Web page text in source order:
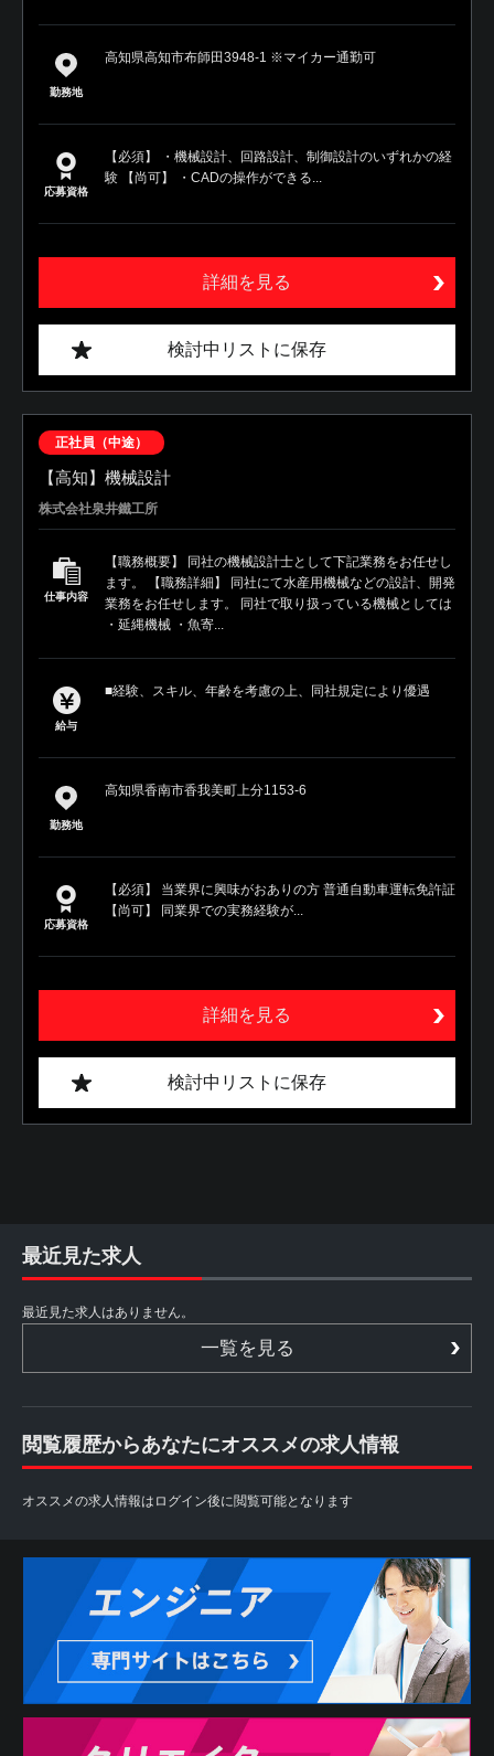
勤務地
高知県高知市布師田3948-1 ※マイカー通勤可
応募資格
【必須】 ・機械設計、回路設計、制御設計のいずれかの経
験 【尚可】 ・CADの操作ができる...
詳細を見る
検討中リストに保存
正社員（中途）
【高知】機械設計
株式会社泉井鐵工所
仕事内容
【職務概要】 同社の機械設計士として下記業務をお任せし
ます。 【職務詳細】 同社にて水産用機械などの設計、開発
業務をお任せします。 同社で取り扱っている機械としては
・延縄機械 ・魚寄...
給与
■経験、スキル、年齢を考慮の上、同社規定により優遇
勤務地
高知県香南市香我美町上分1153-6
応募資格
【必須】 当業界に興味がおありの方 普通自動車運転免許証
【尚可】 同業界での実務経験が...
詳細を見る
検討中リストに保存
最近見た求人
最近見た求人はありません。
一覧を見る
閲覧履歴からあなたにオススメの求人情報
オススメの求人情報はログイン後に閲覧可能となります